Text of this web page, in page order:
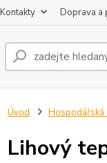
Kontakty Doprava a
Úvod Hospodářská
Lihový